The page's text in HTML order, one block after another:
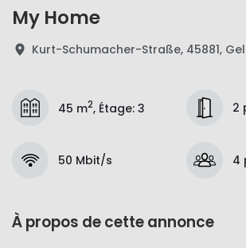
My Home
Kurt-Schumacher-Straße, 45881,
45 m2, Étage: 3 2
50 Mbit/s 4
À propos de cette annonce